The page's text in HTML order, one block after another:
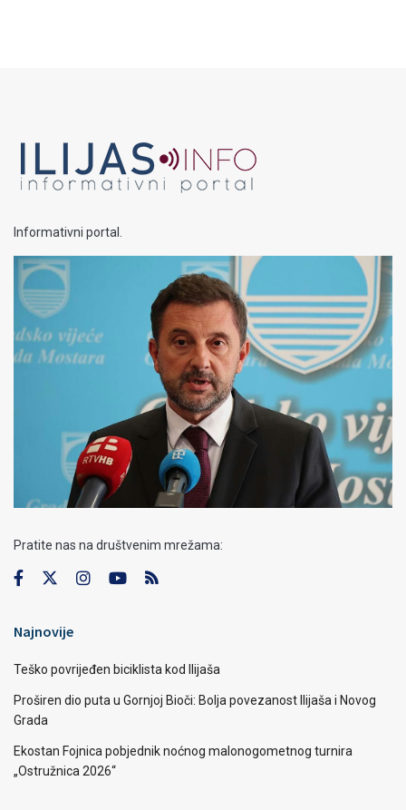
Informativni portal.
Pratite nas na društvenim mrežama:
Najnovije
Teško povrijeđen biciklista kod Ilijaša
Proširen dio puta u Gornjoj Bioči: Bolja povezanost Ilijaša i Novog
Grada
Ekostan Fojnica pobjednik noćnog malonogometnog turnira
„Ostružnica 2026“